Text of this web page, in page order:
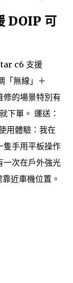
DOIP 可
c6 支援
「無線」＋
修的場景特別有
下單。 運送：
用體驗：我在
隻手用平板操作
一次在戶外強光
近車機位置。